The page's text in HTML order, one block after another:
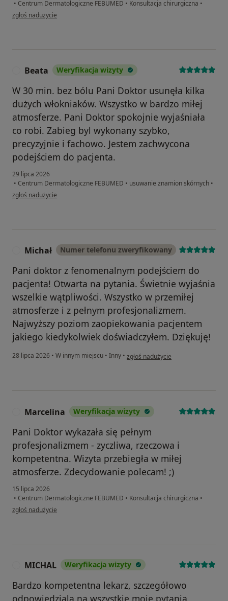
• Centrum Dermatologiczne FEBUMED • Konsultacja chirurgiczna •
w opinii użytkownika Andrzej
zgłoś nadużycie
Beata Weryfikacja wizyty
W 30 min. bez bólu Pani Doktor usunęła kilka
dużych włokniaków. Wszystko w bardzo miłej
atmosferze. Pani Doktor spokojnie wyjaśniała
co robi. Zabieg byl wykonany szybko,
precyzyjnie i fachowo. Jestem zachwycona
podejściem do pacjenta.
29 lipca 2026
• Centrum Dermatologiczne FEBUMED • usuwanie znamion skórnych •
w opinii użytkownika Beata
zgłoś nadużycie
Michał Numer telefonu zweryfikowany
Pani doktor z fenomenalnym podejściem do
pacjenta! Otwarta na pytania. Świetnie wyjaśnia
wszelkie wątpliwości. Wszystko w przemiłej
atmosferze i z pełnym profesjonalizmem.
Najwyższy poziom zaopiekowania pacjentem
jakiego kiedykolwiek doświadczyłem. Dziękuję!
28 lipca 2026 • W innym miejscu • Inny • w opinii użytkownika Michał
zgłoś nadużycie
Marcelina Weryfikacja wizyty
Pani Doktor wykazała się pełnym
profesjonalizmem - zyczliwa, rzeczowa i
kompetentna. Wizyta przebiegła w miłej
atmosferze. Zdecydowanie polecam! ;)
15 lipca 2026
• Centrum Dermatologiczne FEBUMED • Konsultacja chirurgiczna •
w opinii użytkownika Marcelina
zgłoś nadużycie
MICHAL Weryfikacja wizyty
Bardzo kompetentna lekarz, szczegółowo
odpowiedziala na wszystkie moje pytania